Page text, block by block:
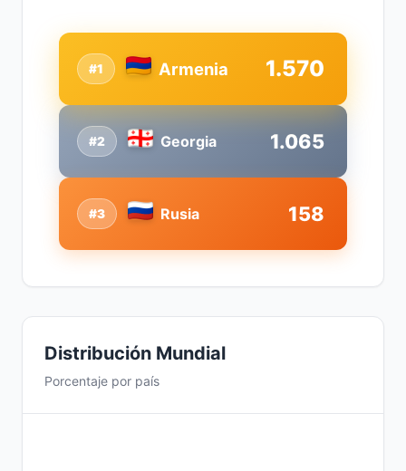
#2 Georgia 1.065
#1 Armenia 1.570
#3 Rusia 158
Distribución Mundial
Porcentaje por país